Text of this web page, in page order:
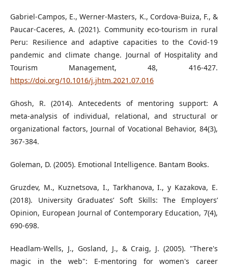
Gabriel-Campos, E., Werner-Masters, K., Cordova-Buiza, F., &
Paucar-Caceres, A. (2021). Community eco-tourism in rural
Peru: Resilience and adaptive capacities to the Covid-19
pandemic and climate change. Journal of Hospitality and
Tourism Management, 48, 416-427.
https://doi.org/10.1016/j.jhtm.2021.07.016
Ghosh, R. (2014). Antecedents of mentoring support: A
meta-analysis of individual, relational, and structural or
organizational factors, Journal of Vocational Behavior, 84(3),
367-384.
Goleman, D. (2005). Emotional Intelligence. Bantam Books.
Gruzdev, M., Kuznetsova, I., Tarkhanova, I., y Kazakova, E.
(2018). University Graduates’ Soft Skills: The Employers’
Opinion, European Journal of Contemporary Education, 7(4),
690-698.
Headlam-Wells, J., Gosland, J., & Craig, J. (2005). "There's
magic in the web": E-mentoring for women's career